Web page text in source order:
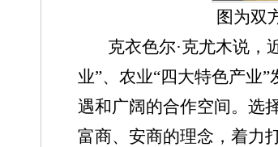
图为双
克衣色尔·克尤木说，
业”、农业“四大特色产业
遇和广阔的合作空间。选
富商、安商的理念，着力